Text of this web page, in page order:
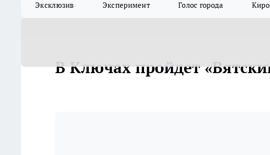
Эксклюзив Эксперимент Голос города
В Ключах пройдет